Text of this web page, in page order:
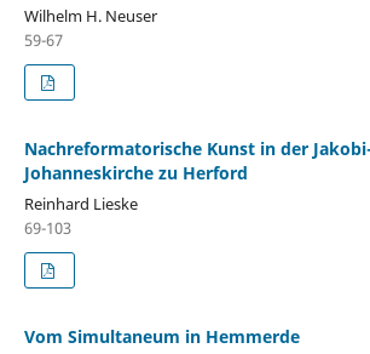
Wilhelm H. Neuser
59-67
Nachreformatorische Kunst in der
Johanneskirche zu Herford
Reinhard Lieske
69-103
Vom Simultaneum in Hemmerde